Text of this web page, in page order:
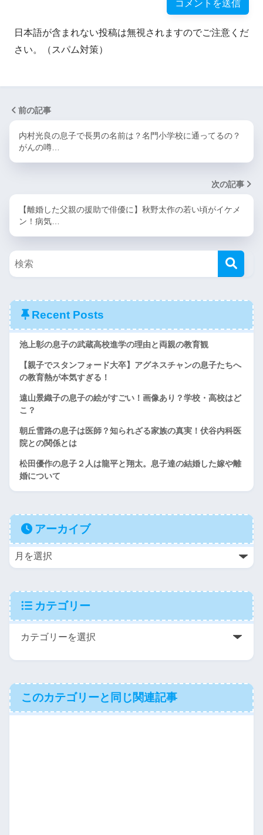
日本語が含まれない投稿は無視されますのでご注意くだ
さい。（スパム対策）
前の記事
内村光良の息子で長男の名前は？名門小学校に通ってるの？
がんの噂…
次の記事
【離婚した父親の援助で俳優に】秋野太作の若い頃がイケメ
ン！病気…
Recent Posts
池上彰の息子の武蔵高校進学の理由と両親の教育観
【親子でスタンフォード大卒】アグネスチャンの息子たちへ
の教育熱が本気すぎる！
遠山景織子の息子の絵がすごい！画像あり？学校・高校はど
こ？
朝丘雪路の息子は医師？知られざる家族の真実！伏谷内科医
院との関係とは
松田優作の息子２人は龍平と翔太。息子達の結婚した嫁や離
婚について
アーカイブ
カテゴリー
このカテゴリーと同じ関連記事